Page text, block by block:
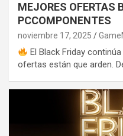
MEJORES OFERTAS
PCCOMPONENTES
noviembre 17, 2025
El Black Friday
ofertas están que arden.